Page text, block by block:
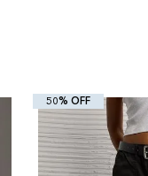
50% OFF
+